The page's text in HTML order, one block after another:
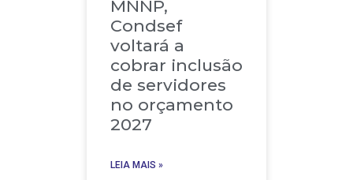
MNNP,
Condsef
voltará a
cobrar inclusão
de servidores
no orçamento
2027
LEIA MAIS »